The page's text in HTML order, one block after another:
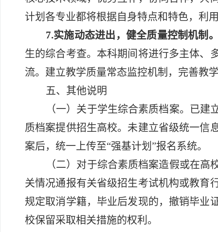
计划各专业都将根据自身特点和特色，利
7.实施动态进出 ，健全质量控制机制
生的综合考查。 本科期间将进行多主体、
流。建立教学质量常态监控机制，完善教
五、其他说明
（一）关于学生综合素质档案。已
质档案提供招生高校。未建立省级统一信
案后，统一上传至“强基计划”报名系统。
（二）对于综合素质档案造假或在高
关情况通报有关省级招生考试机构或教育
规定取消学籍， 毕业后发现的，撤销毕业
校保留采取相关措施的权利。